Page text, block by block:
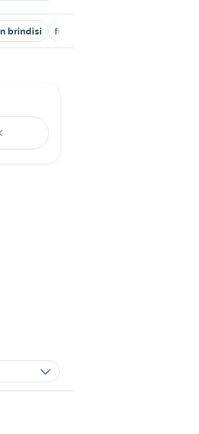
brindisi fiorino brindisi